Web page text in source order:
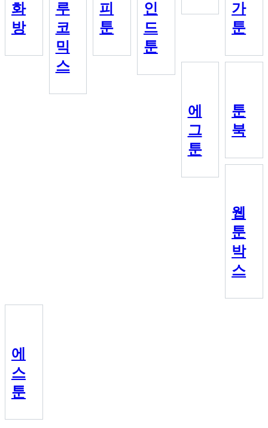
화
방
루
코
믹
스
피
툰
인
드
툰
가
툰
에
그
툰
툰
북
웹
툰
박
스
에
스
툰